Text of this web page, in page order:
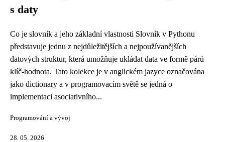
s daty
Co je slovník a jeho základní vlastnosti Slovník v Pythonu
představuje jednu z nejdůležitějších a nejpoužívanějších
datových struktur, která umožňuje ukládat data ve formě párů
klíč-hodnota. Tato kolekce je v anglickém jazyce označována
jako dictionary a v programovacím světě se jedná o
implementaci asociativního...
Programování a vývoj
28. 05. 2026